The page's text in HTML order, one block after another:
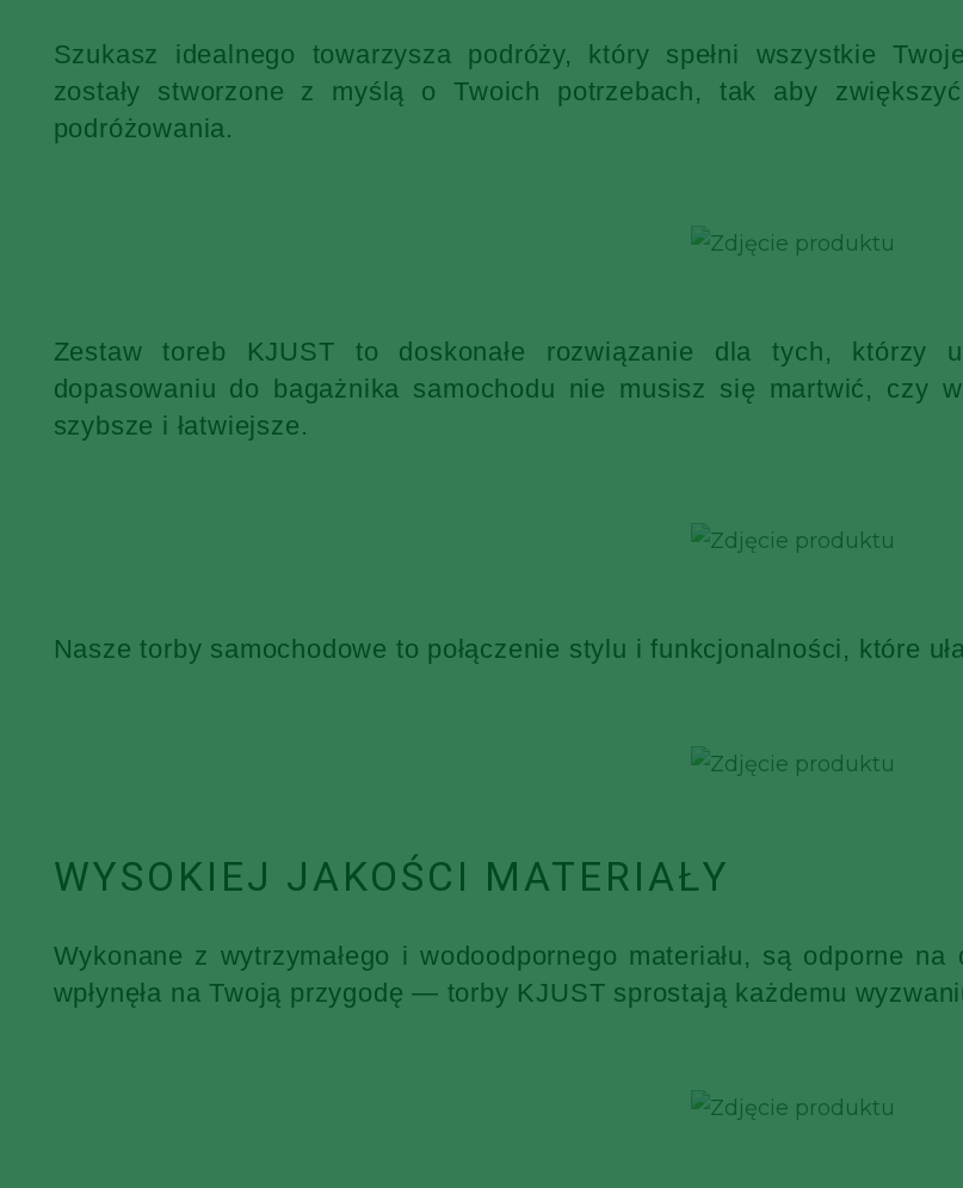
Szukasz idealnego towarzysza podróży, który spełni wszystkie
zostały stworzone z myślą o Twoich potrzebach, tak aby
podróżowania.
Zestaw toreb KJUST to doskonałe rozwiązanie dla tych, którzy
dopasowaniu do bagażnika samochodu nie musisz się martwić, czy
szybsze i łatwiejsze.
Nasze torby samochodowe to połączenie stylu i funkcjonalności, które
WYSOKIEJ JAKOŚCI MATERIAŁY
Wykonane z wytrzymałego i wodoodpornego materiału, są odporne
wpłynęła na Twoją przygodę — torby KJUST sprostają każdemu